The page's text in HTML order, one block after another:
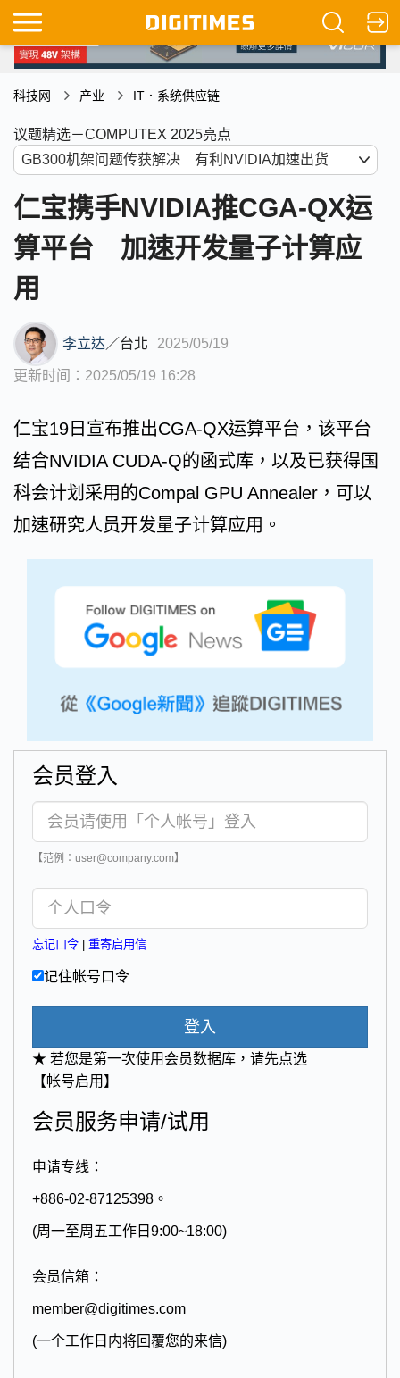
科技网 产业 IT．系统供应链
议题精选－COMPUTEX 2025亮点
仁宝携手NVIDIA推CGA-QX运
算平台 加速开发量子计算应
用
李立达／台北 2025/05/19
更新时间：2025/05/19 16:28
仁宝19日宣布推出CGA-QX运算平台，该平台
结合NVIDIA CUDA-Q的函式库，以及已获得国
科会计划采用的Compal GPU Annealer，可以
加速研究人员开发量子计算应用。
会员登入
【范例：user@company.com】
忘记口令 重寄启用信
记住帐号口令
登入
★ 若您是第一次使用会员数据库，请先点选
【帐号启用】
会员服务申请/试用
申请专线：
+886-02-87125398。
(周一至周五工作日9:00~18:00)
会员信箱：
member@digitimes.com
(一个工作日内将回覆您的来信)